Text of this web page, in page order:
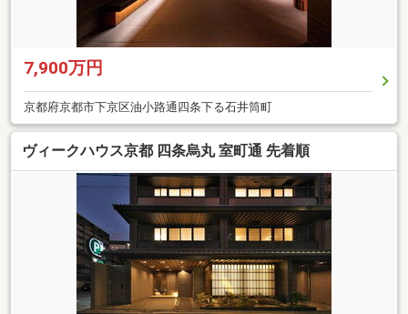
7,900万円
京都府京都市下京区油小路通四条下る石井筒町
ヴィークハウス京都 四条烏丸 室町通 先着順